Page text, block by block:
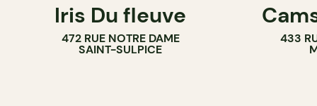
Iris Du fleuve
472 RUE NOTRE DAME
SAINT-SULPICE
433